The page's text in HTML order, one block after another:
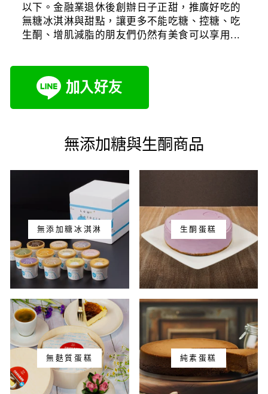
以下。金融業退休後創辦日子正甜，推廣好吃的
無糖冰淇淋與甜點，讓更多不能吃糖、控糖、吃
生酮、增肌減脂的朋友們仍然有美食可以享用...
無添加糖與生酮商品
無添加糖冰淇淋 生酮蛋糕
無麩質蛋糕 純素蛋糕